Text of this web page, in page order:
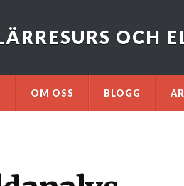
OCH
OM OSS BLOGG